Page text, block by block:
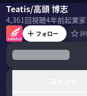
Teatis/高頭 博志
4,361回視聴4年前
高頭博志本田圭佑
フォロー 評